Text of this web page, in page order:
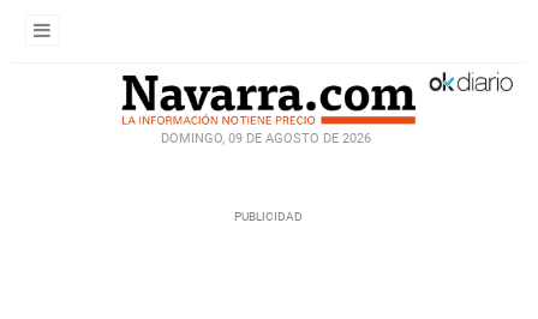
DOMINGO, 09 DE AGOSTO DE 2026